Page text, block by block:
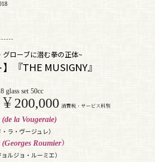
ローブに潜む拳の正体~
】『THE MUSIGNY』
8 glass set 50cc
￥200,000 消費税・サービス料別
la Vougeraie)
ラ・ヴージュレ）
Roumier）
ルジョ・ルーミエ）